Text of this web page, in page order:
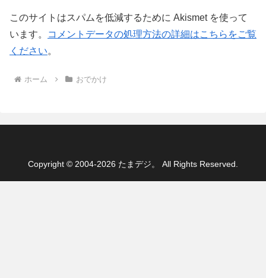
このサイトはスパムを低減するために Akismet を使って
います。
コメントデータの処理方法の詳細はこちらをご覧
ください。
ホーム おでかけ
Copyright © 2004-2026 たまデジ。 All Rights Reserved.